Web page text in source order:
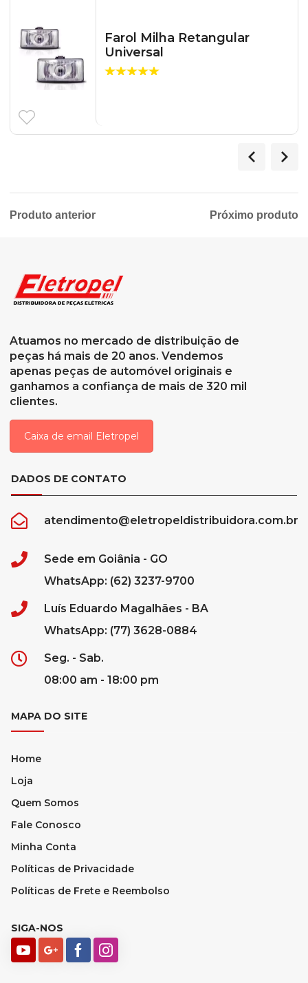
Farol Milha Retangular
Universal
Produto anterior Próximo produto
Atuamos no mercado de distribuição de
peças há mais de 20 anos. Vendemos
apenas peças de automóvel originais e
ganhamos a confiança de mais de 320 mil
clientes.
Caixa de email Eletropel
DADOS DE CONTATO
atendimento@eletropeldistribuidora.com.br
Sede em Goiânia - GO
WhatsApp: (62) 3237-9700
Luís Eduardo Magalhães - BA
WhatsApp: (77) 3628-0884
Seg. - Sab.
08:00 am - 18:00 pm
MAPA DO SITE
Home
Loja
Quem Somos
Fale Conosco
Minha Conta
Políticas de Privacidade
Políticas de Frete e Reembolso
SIGA-NOS